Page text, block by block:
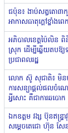
ជប៉ុន៖ ងាប់សត្វតោ៣
អាកាសធាតុក្តៅខ្លាំងពេក
អភិបាលខេត្តប៉ៃលិន ពិ
ស្រុក ដើម្បីឆ្លើយតបឱ្យ
ប្រជាពលរដ្ឋ
លោក ស៊ូ សុជាតិ៖ មិន
ការសន្យាផ្តល់ផលចំណ
អ្វីសោះ គឺជាការឆបោ
ឯកឧត្តម វង្ស ប៊ុនឥន្រ្
សម្ដេចតេជោ ហ៊ុន សែ